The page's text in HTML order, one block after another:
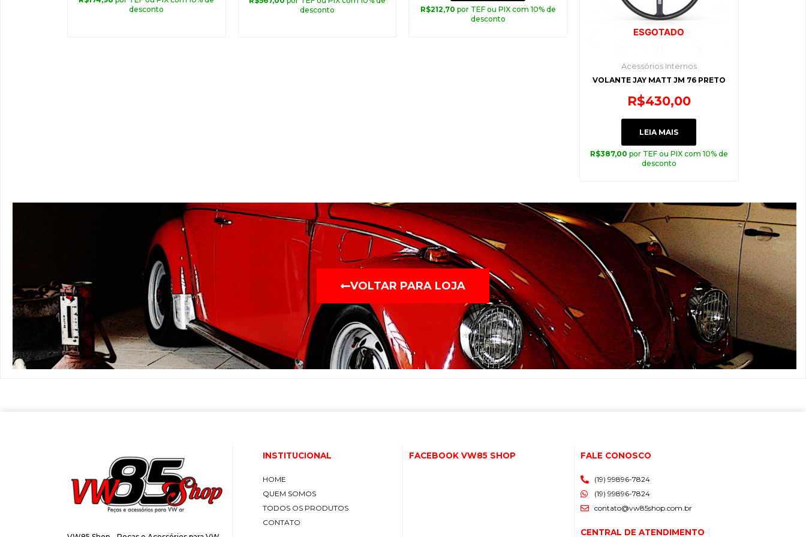
desconto
desconto
R$212,70 por TEF ou PIX com 10% de
desconto
ESGOTADO
Acessórios Internos
VOLANTE JAY MATT JM 76 PRETO
R$430,00
LEIA MAIS
R$387,00 por TEF ou PIX com 10% de
desconto
VOLTAR PARA LOJA
INSTITUCIONAL
HOME
QUEM SOMOS
TODOS OS PRODUTOS
CONTATO
FACEBOOK VW85 SHOP FALE CONOSCO
(19) 99896-7824
(19) 99896-7824
contato@vw85shop.com.br
CENTRAL DE ATENDIMENTO